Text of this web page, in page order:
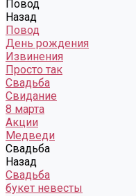
Повод
Назад
Повод
День рождения
Извинения
Просто так
Свадьба
Свидание
8 марта
Акции
Медведи
Свадьба
Назад
Свадьба
букет невесты